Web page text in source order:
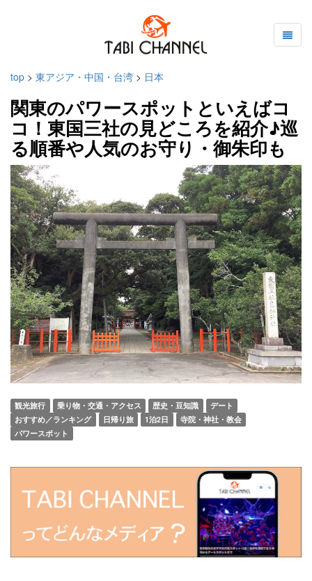
top > 東アジア・中国・台湾 > 日本
関東のパワースポットといえばコ
コ！東国三社の見どころを紹介♪巡
る順番や人気のお守り・御朱印も
観光旅行 乗り物・交通・アクセス 歴史・豆知識
デート
おすすめ／ランキング
日帰り旅 1泊2日
寺院・神社・教会
パワースポット